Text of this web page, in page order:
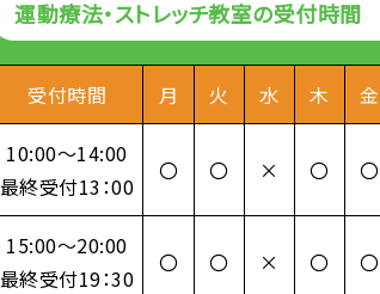
運動療法・ストレッチ教室の受付時間
受付時間 月 火 水 木 金
10:00～14:00
最終受付13：00
〇 〇 × 〇 〇
15:00～20:00
最終受付19：30
〇 〇 × 〇 〇